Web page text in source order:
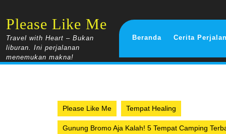
content
Please Like Me
Travel with Heart – Bukan
liburan. Ini perjalanan
menemukan makna!
Beranda Cerita
Please Like Me Tempat Healing
Gunung Bromo Aja Kalah! 5 Tempat Camping